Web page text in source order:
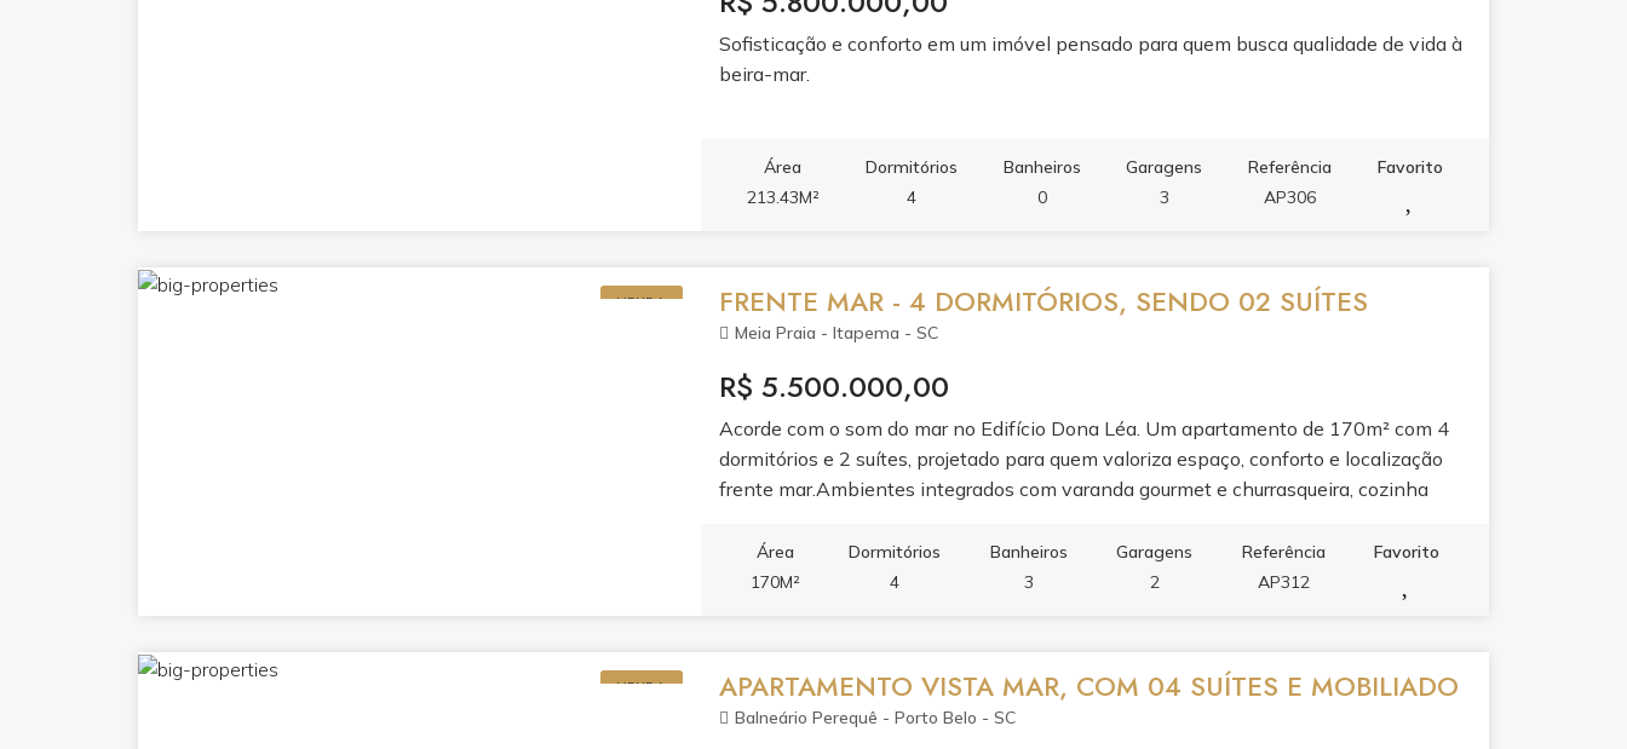
central ● Persianas integradas nas janelas.
Sofisticação e conforto em um imóvel pensado para quem busca qualidade de vida à
beira-mar.
Área
213.43M²
Dormitórios
4
Banheiros
0
Garagens
3
Referência
AP306
Favorito
VENDA FRENTE MAR - 4 DORMITÓRIOS, SENDO 02 SUÍTES
Meia Praia - Itapema - SC
R$ 5.500.000,00
Acorde com o som do mar no Edifício Dona Léa. Um apartamento de 170m² com 4
dormitórios e 2 suítes, projetado para quem valoriza espaço, conforto e localização
frente mar.Ambientes integrados com varanda gourmet e churrasqueira, cozinha
condomínio completa a experiência com academia, sala de jogos, salão de festas e
espaço gourmet.Viva em um dos endereços mais desejados de Itapema, onde a praia
Área
170M²
Dormitórios
4
Banheiros
3
Garagens
2
Referência
AP312
Favorito
VENDA APARTAMENTO VISTA MAR, COM 04 SUÍTES E MOBILIADO
Balneário Perequê - Porto Belo - SC